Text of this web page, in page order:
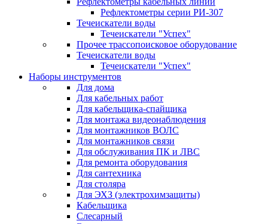
Рефлектометры серии РИ-307
Течеискатели воды
Течеискатели "Успех"
Прочее трассопоисковое оборудование
Течеискатели воды
Течеискатели "Успех"
Наборы инструментов
Для дома
Для кабельных работ
Для кабельщика-спайщика
Для монтажа видеонаблюдения
Для монтажников ВОЛС
Для монтажников связи
Для обслуживания ПК и ЛВС
Для ремонта оборудования
Для сантехника
Для столяра
Для ЭХЗ (электрохимзащиты)
Кабельщика
Слесарный